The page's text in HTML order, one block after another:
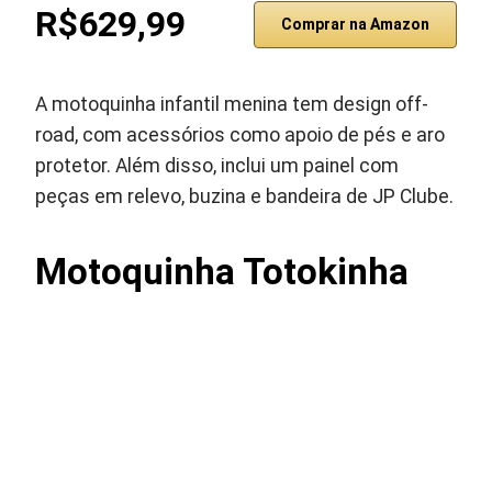
R$629,99 Comprar na Amazon
A motoquinha infantil menina tem design off-
road, com acessórios como apoio de pés e aro
protetor. Além disso, inclui um painel com
peças em relevo, buzina e bandeira de JP Clube.
Motoquinha Totokinha